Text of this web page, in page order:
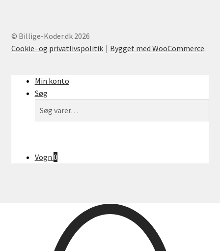
© Billige-Koder.dk 2026
Cookie- og privatlivspolitik
Bygget med WooCommerce.
Min konto
Søg
efter:
Vogn 0